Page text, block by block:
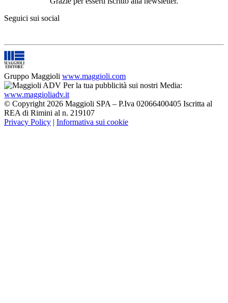
Seguici sui social
Gruppo Maggioli www.maggioli.com
Per la tua pubblicità sui nostri Media:
www.maggioliadv.it
© Copyright 2026 Maggioli SPA – P.Iva 02066400405 Iscritta al
REA di Rimini al n. 219107
Privacy Policy | Informativa sui cookie